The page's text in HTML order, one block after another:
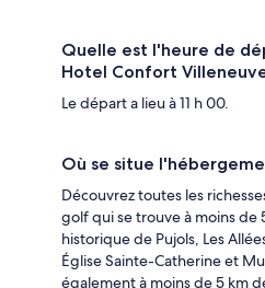
Quelle est l'heure de
Hotel Confort
Le départ a lieu à 11 h 00.
Où se situe
Découvrez toutes les
golf qui se trouve à moins de
historique de Pujols, Les
Église Sainte-Catherine et
également à moins de 5 km